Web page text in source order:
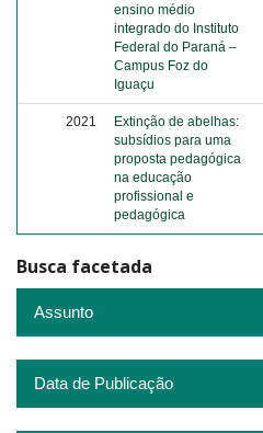
ensino médio
integrado do Instituto
Federal do Paraná –
Campus Foz do
Iguaçu
2021
Extinção de abelhas:
subsídios para uma
proposta pedagógica
na educação
profissional e
pedagógica
Busca facetada
Assunto
Data de Publicação